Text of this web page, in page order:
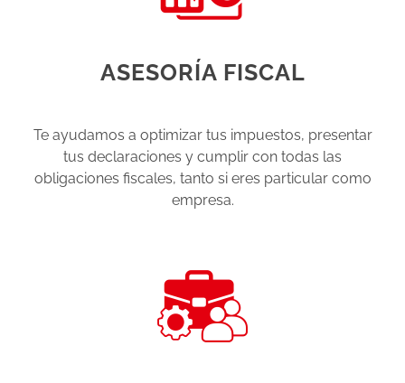
ASESORÍA FISCAL
Te ayudamos a optimizar tus impuestos, presentar
tus declaraciones y cumplir con todas las
obligaciones fiscales, tanto si eres particular como
empresa.